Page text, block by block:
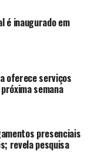
é inaugurado em
oferece serviços
semana
presenciais
revela pesquisa